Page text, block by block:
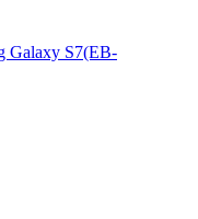
Galaxy S7(EB-